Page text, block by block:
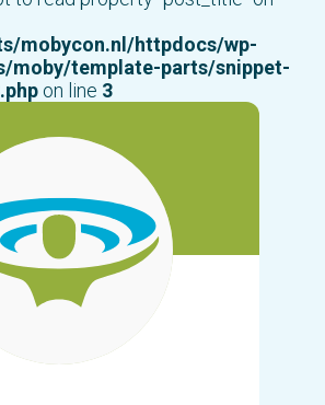
mobycon.nl/httpdocs/wp-
moby/template-parts/snippet-
on line 3